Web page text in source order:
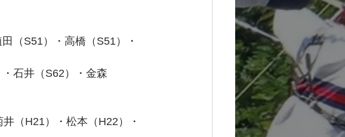
（S51）・高橋（S51）・
石井（S62）・金森
（H21）・松本（H22）・